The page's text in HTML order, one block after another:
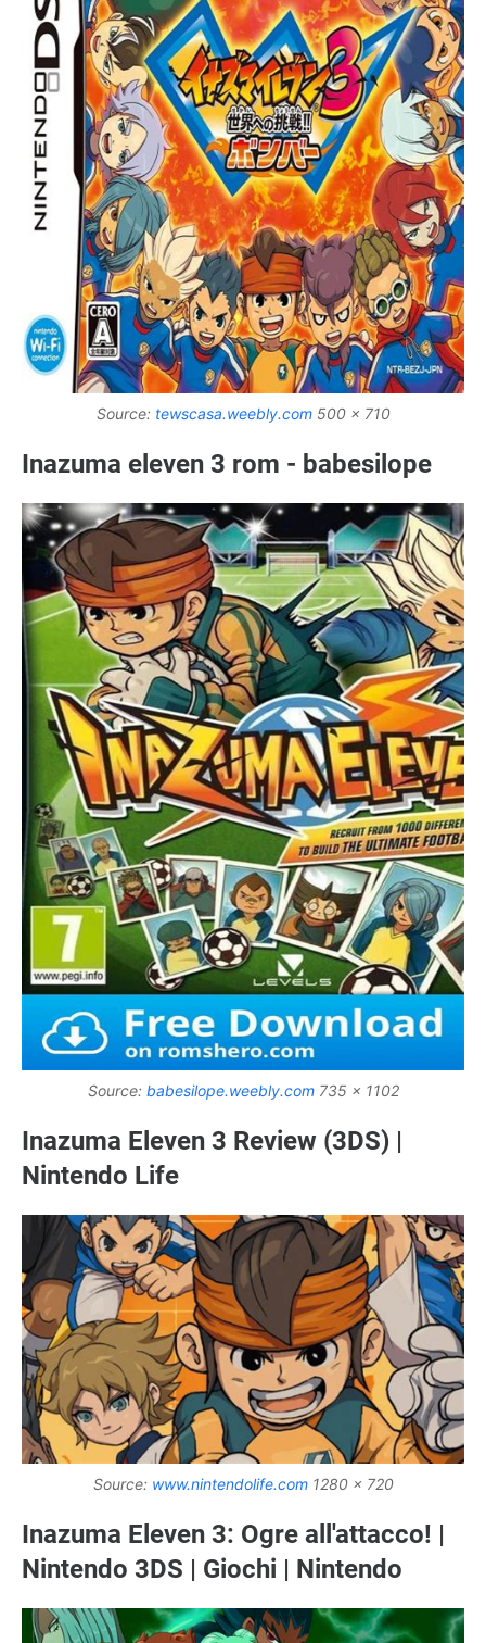
Source: tewscasa.weebly.com500 x 710
Inazuma eleven 3 rom - babesilope
Source: babesilope.weebly.com735 x 1102
Inazuma Eleven 3 Review (3DS) |
Nintendo Life
Source: www.nintendolife.com1280 x 720
Inazuma Eleven 3: Ogre all'attacco! |
Nintendo 3DS | Giochi | Nintendo